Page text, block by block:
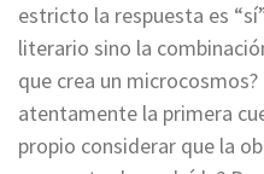
estricto la respuesta es
literario sino la
que crea un
atentamente la primera
propio considerar que la